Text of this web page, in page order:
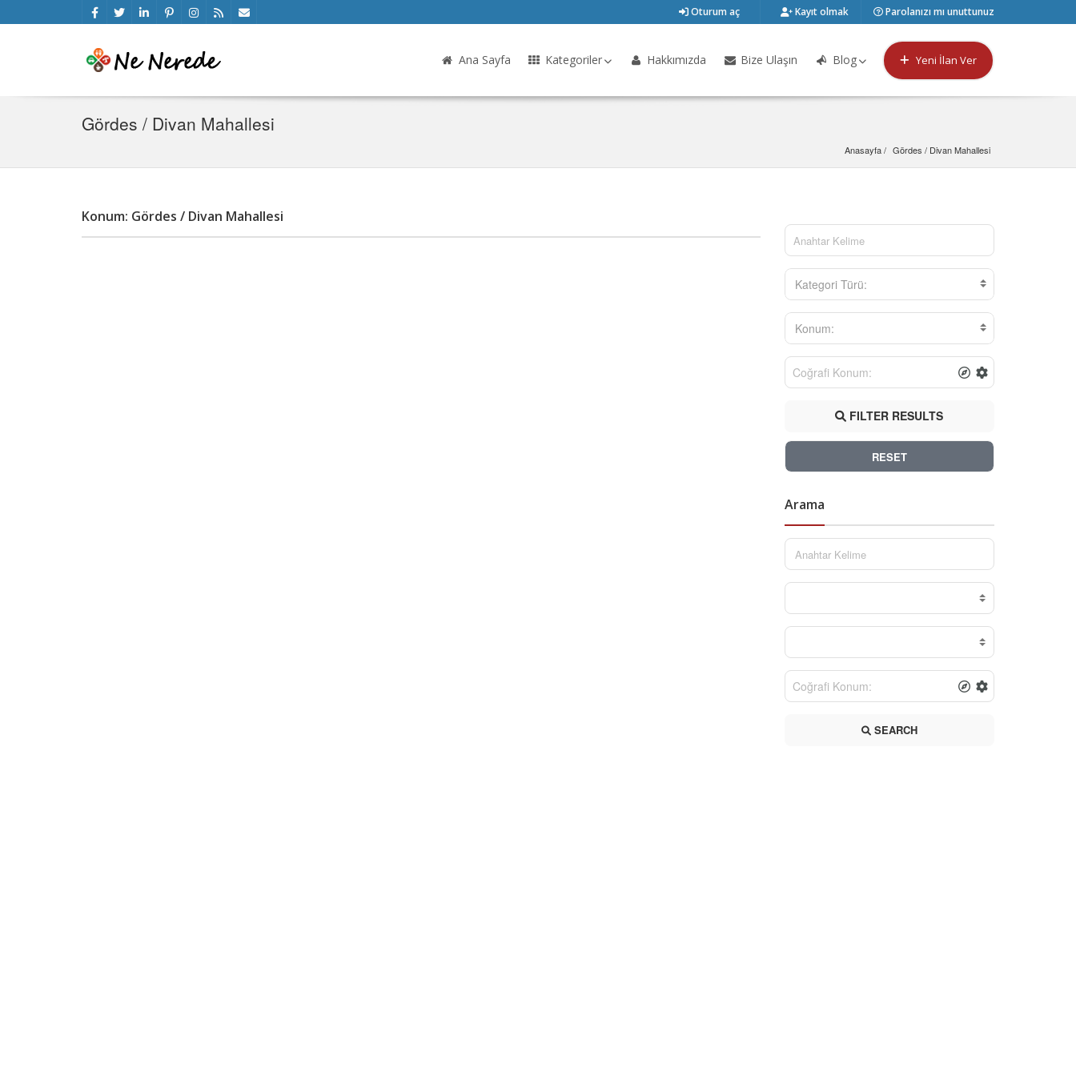
Oturum aç Kayıt olmak Parolanızı mı unuttunuz
Ana Sayfa Kategoriler Hakkımızda Bize Ulaşın Blog Yeni İlan Ver
Gördes / Divan Mahallesi
Anasayfa Gördes / Divan Mahallesi
Konum: Gördes / Divan Mahallesi
Kategori Türü:
Konum:
FILTER RESULTS
RESET
Arama
SEARCH